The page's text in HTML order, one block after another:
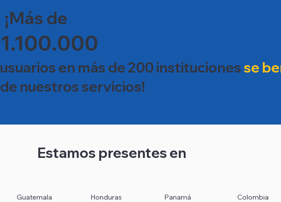
¡Más de
1.100.000
usuarios en más de 200 institucionesse
de nuestros servicios!
Estamos presentes en
Guatemala Honduras Panamá Colombia